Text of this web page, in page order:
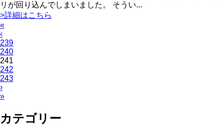
リが回り込んでしまいました。 そうい...
>詳細はこちら
«
‹
239
240
241
242
243
›
»
カテゴリー